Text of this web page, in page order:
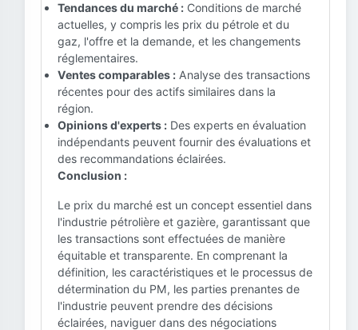
Tendances du marché : Conditions de marché
actuelles, y compris les prix du pétrole et du
gaz, l'offre et la demande, et les changements
réglementaires.
Ventes comparables : Analyse des transactions
récentes pour des actifs similaires dans la
région.
Opinions d'experts : Des experts en évaluation
indépendants peuvent fournir des évaluations et
des recommandations éclairées.
Conclusion :
Le prix du marché est un concept essentiel dans
l'industrie pétrolière et gazière, garantissant que
les transactions sont effectuées de manière
équitable et transparente. En comprenant la
définition, les caractéristiques et le processus de
détermination du PM, les parties prenantes de
l'industrie peuvent prendre des décisions
éclairées, naviguer dans des négociations